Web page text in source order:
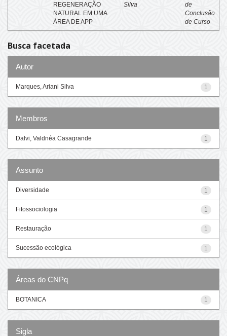
REGENERAÇÃO
NATURAL EM UMA
ÁREA DE APP
Silva
de
Conclusão
de Curso
Busca facetada
Autor
1
Marques, Ariani Silva
Membros
1
Dalvi, Valdnéa Casagrande
Assunto
1
Diversidade
1
Fitossociologia
1
Restauração
1
Sucessão ecológica
Áreas do CNPq
1
BOTANICA
Sigla